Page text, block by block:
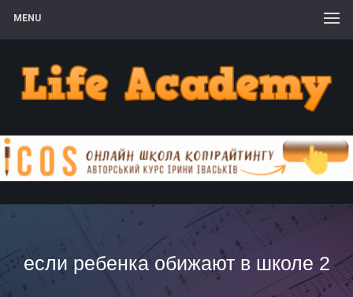
MENU
если ребенка обижают в школе 2